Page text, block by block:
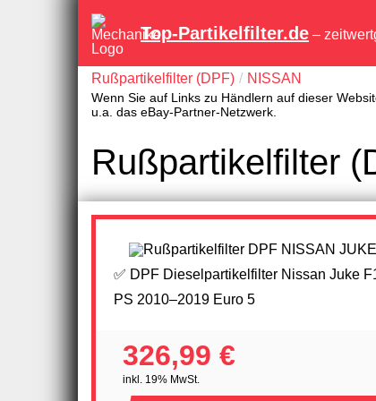
Top-Partikelfilter.de –
Rußpartikelfilter (DPF) NISSAN
Wenn Sie auf Links zu Händlern auf dieser
u.a. das eBay-Partner-Netzwerk.
Rußpartikelfilter
✅ DPF Dieselpartikelfilter Nissan Juke
PS 2010–2019 Euro 5
326,99 €
inkl. 19% MwSt.